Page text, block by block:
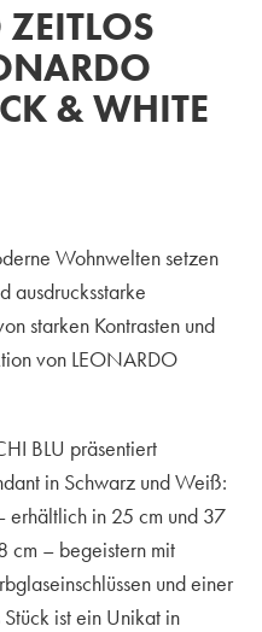
& WHITE
Wohnwelten setzen
ausdrucksstarke
starken Kontrasten und
von LEONARDO
BLU präsentiert
in Schwarz und Weiß:
in 25 cm und 37
cm – begeistern mit
und einer
ist ein Unikat in